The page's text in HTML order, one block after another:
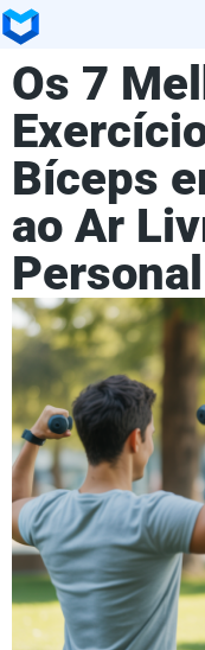
Os 7
Bíceps
ao Ar